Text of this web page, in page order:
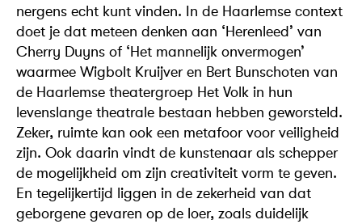
nergens echt kunt vinden. In de Haarlemse context
doet je dat meteen denken aan ‘Herenleed’ van
Cherry Duyns of ‘Het mannelijk onvermogen’
waarmee Wigbolt Kruijver en Bert Bunschoten van
de Haarlemse theatergroep Het Volk in hun
levenslange theatrale bestaan hebben geworsteld.
Zeker, ruimte kan ook een metafoor voor veiligheid
zijn. Ook daarin vindt de kunstenaar als schepper
de mogelijkheid om zijn creativiteit vorm te geven.
En tegelijkertijd liggen in de zekerheid van dat
geborgene gevaren op de loer, zoals duidelijk